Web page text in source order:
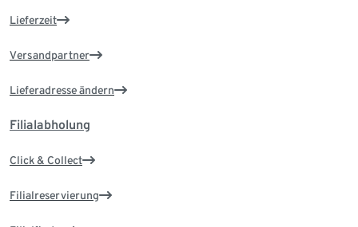
Lieferzeit
Versandpartner
Lieferadresse ändern
Filialabholung
Click & Collect
Filialreservierung